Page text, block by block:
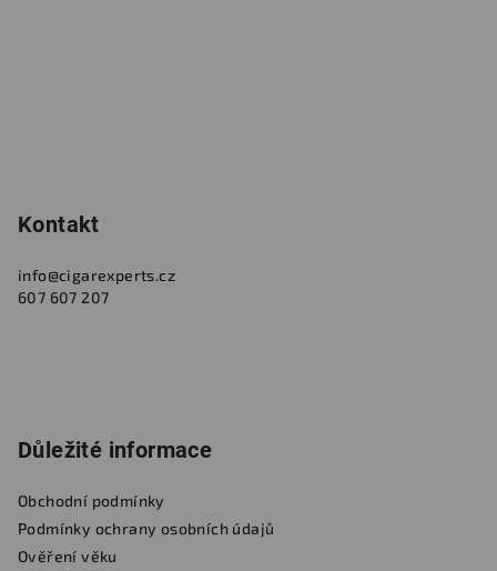
Kontakt
info@cigarexperts.cz
607 607 207
Důležité informace
Obchodní podmínky
Podmínky ochrany osobních údajů
Ověření věku